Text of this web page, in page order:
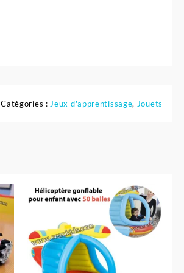
Catégories :Jeux d'apprentissage, Jouets